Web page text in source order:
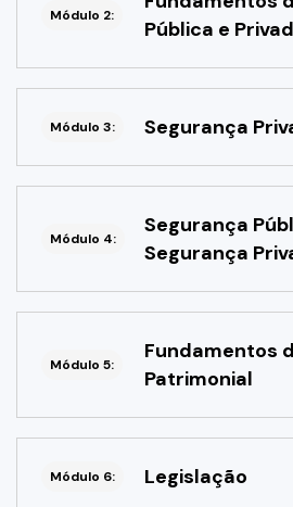
Módulo 2:
Pública e
Módulo 3: Segurança
Módulo 4:
Segurança
Segurança
Módulo 5:
Fundamentos
Patrimonial
Módulo 6: Legislação